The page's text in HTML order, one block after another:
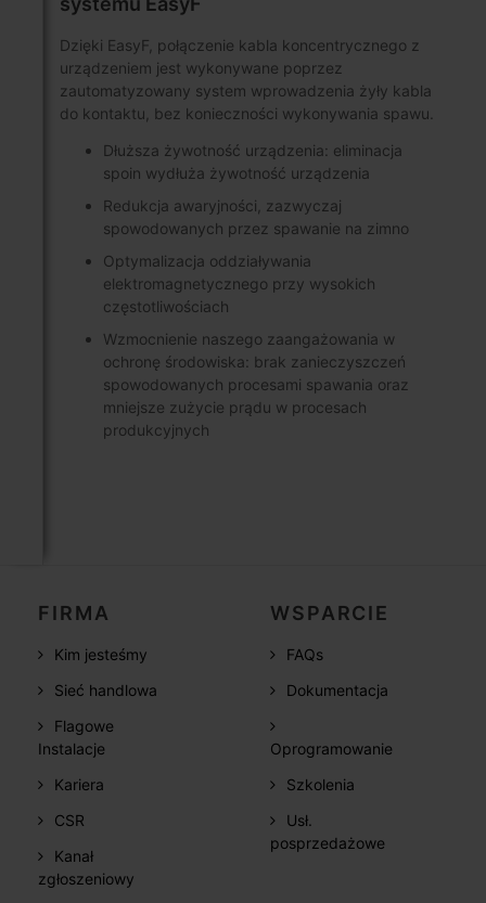
Dzięki EasyF, połączenie kabla koncentrycznego z
urządzeniem jest wykonywane poprzez
zautomatyzowany system wprowadzenia żyły kabla
do kontaktu, bez konieczności wykonywania spawu.
Dłuższa żywotność urządzenia: eliminacja
spoin wydłuża żywotność urządzenia
Redukcja awaryjności, zazwyczaj
spowodowanych przez spawanie na zimno
Optymalizacja oddziaływania
elektromagnetycznego przy wysokich
częstotliwościach
Wzmocnienie naszego zaangażowania w
ochronę środowiska: brak zanieczyszczeń
spowodowanych procesami spawania oraz
mniejsze zużycie prądu w procesach
produkcyjnych
FIRMA
Kim jesteśmy
Sieć handlowa
Flagowe
Instalacje
Kariera
CSR
Kanał
zgłoszeniowy
WSPARCIE
FAQs
Dokumentacja
Oprogramowanie
Szkolenia
Usł.
posprzedażowe